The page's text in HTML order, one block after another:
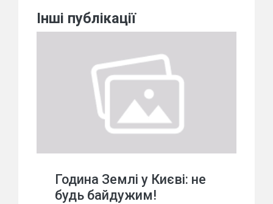
Інші публікації
Година Землі у Києві: не
будь байдужим!